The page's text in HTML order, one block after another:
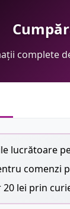
complete
lucrătoare
comenzi
20 lei prin